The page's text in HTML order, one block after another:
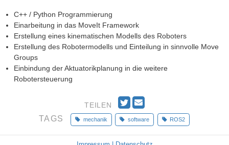
C++ / Python Programmierung
Einarbeitung in das MoveIt Framework
Erstellung eines kinematischen Modells des Roboters
Erstellung des Robotermodells und Einteilung in sinnvolle Move
Groups
Einbindung der Aktuatorikplanung in die weitere
Robotersteuerung
TEILEN
T
w
i
t
E
m
a
l
TAGS mechanik software ROS2